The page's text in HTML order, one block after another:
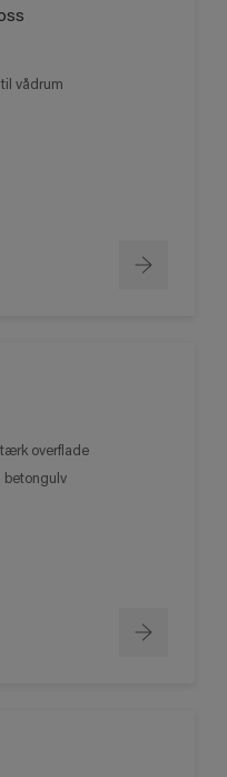
vådrum
overflade
betongulv